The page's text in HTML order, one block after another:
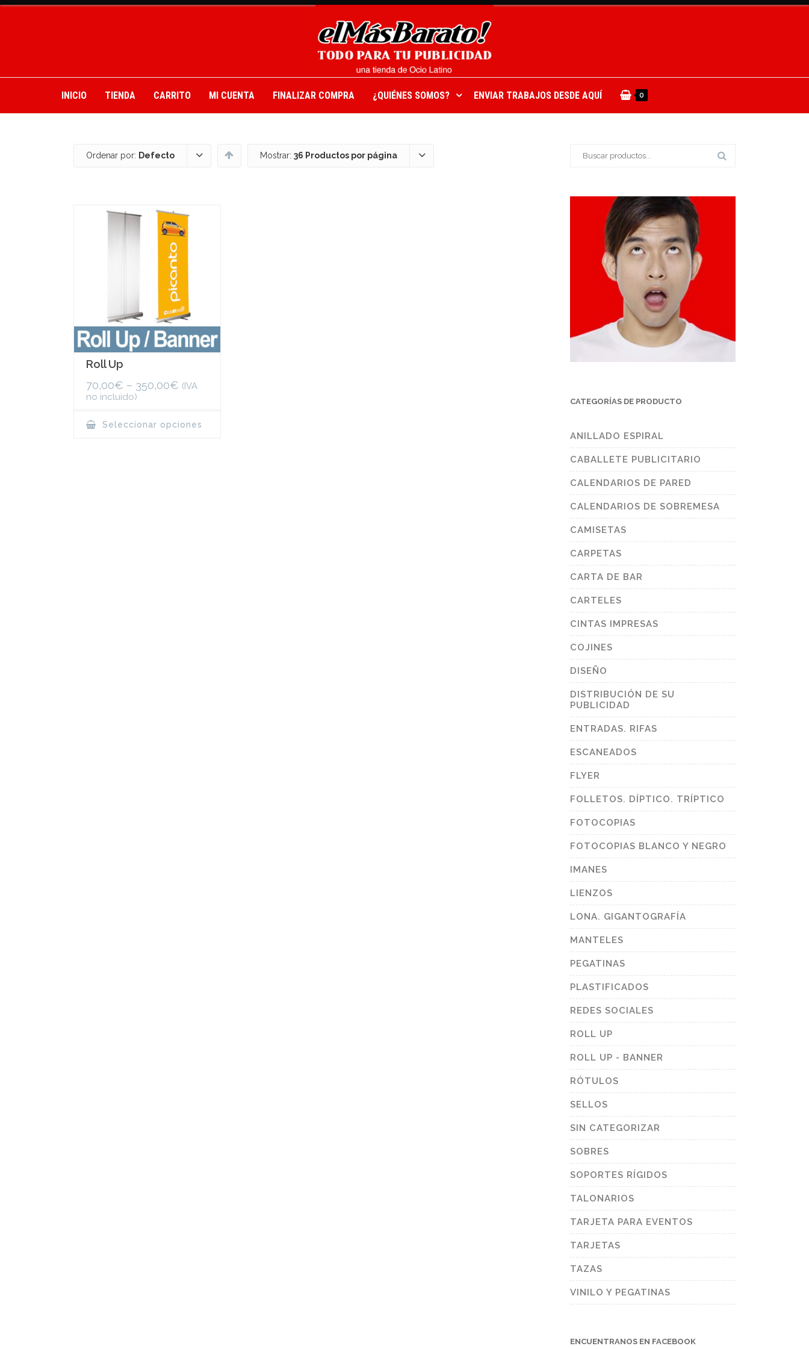
INICIO TIENDA CARRITO MI CUENTA FINALIZAR COMPRA ¿QUIÉNES SOMOS? ENVIAR TRABAJOS DESDE AQUÍ 0
Ordenar por: Defecto Mostrar: 36 Productos por página
Roll Up
70,00€ – 350,00€ (IVA
no incluido)
Seleccionar opciones
CATEGORÍAS DE PRODUCTO
ANILLADO ESPIRAL
CABALLETE PUBLICITARIO
CALENDARIOS DE PARED
CALENDARIOS DE SOBREMESA
CAMISETAS
CARPETAS
CARTA DE BAR
CARTELES
CINTAS IMPRESAS
COJINES
DISEÑO
DISTRIBUCIÓN DE SU
PUBLICIDAD
ENTRADAS. RIFAS
ESCANEADOS
FLYER
FOLLETOS. DÍPTICO. TRÍPTICO
FOTOCOPIAS
FOTOCOPIAS BLANCO Y NEGRO
IMANES
LIENZOS
LONA. GIGANTOGRAFÍA
MANTELES
PEGATINAS
PLASTIFICADOS
REDES SOCIALES
ROLL UP
ROLL UP - BANNER
RÓTULOS
SELLOS
SIN CATEGORIZAR
SOBRES
SOPORTES RÍGIDOS
TALONARIOS
TARJETA PARA EVENTOS
TARJETAS
TAZAS
VINILO Y PEGATINAS
ENCUENTRANOS EN FACEBOOK